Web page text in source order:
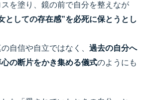
を塗り、鏡の前で自分を整えなが
としての存在感”を必死に保とうとし
自信や自立ではなく、 過去の自分へ
の断片をかき集める儀式のようにも